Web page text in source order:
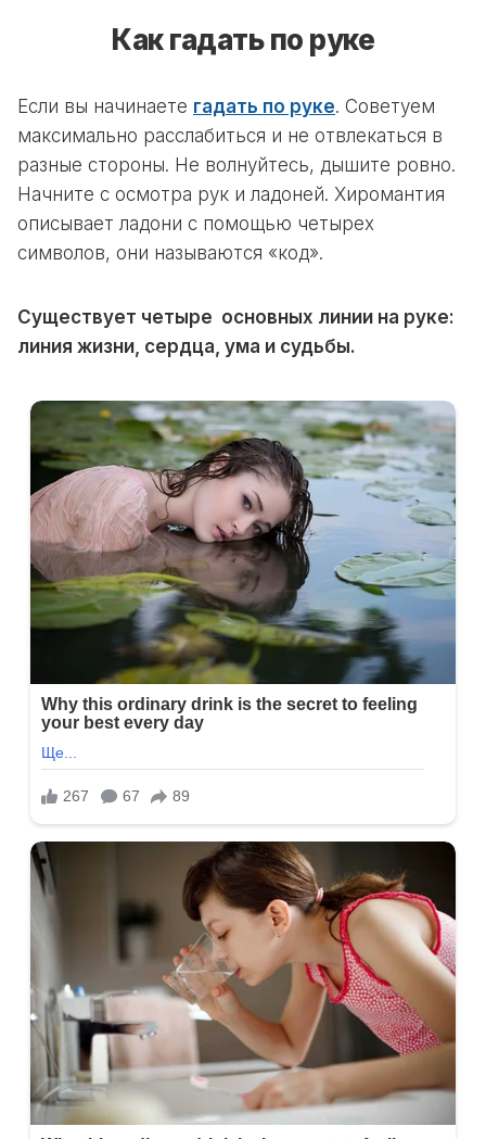
Как гадать по руке
Если вы начинаете гадать по руке. Советуем
максимально расслабиться и не отвлекаться в
разные стороны. Не волнуйтесь, дышите ровно.
Начните с осмотра рук и ладоней. Хиромантия
описывает ладони с помощью четырех
символов, они называются «код».
Существует четыре основных линии на руке:
линия жизни, сердца, ума и судьбы.